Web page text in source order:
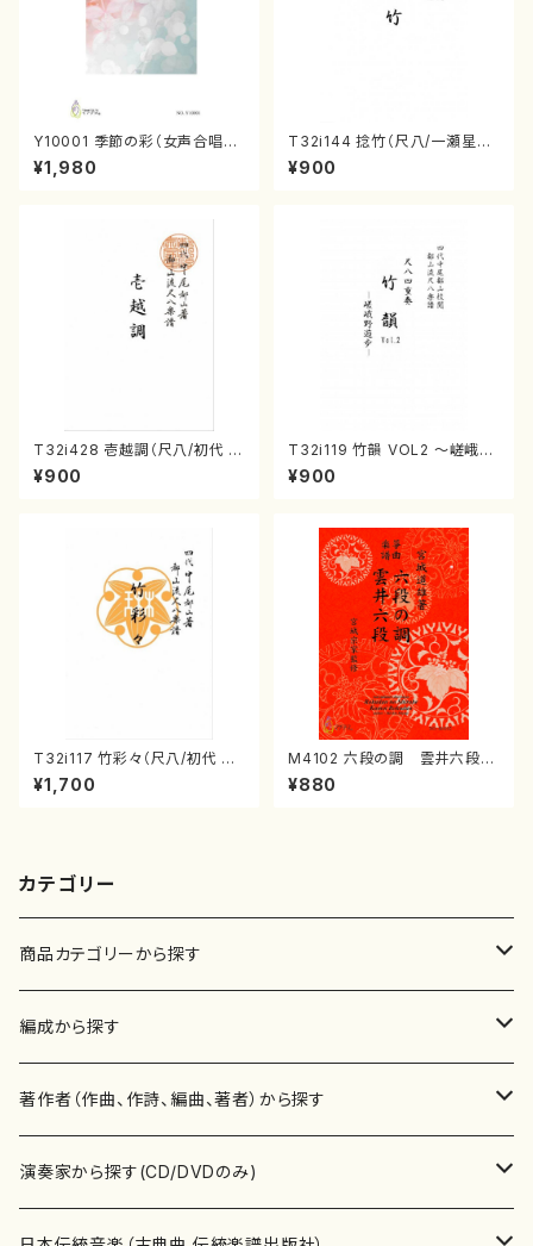
Y10001 季節の彩（女声合唱、
ピアノ/山岸徹/楽譜）
¥1,980
T32i144 捻竹（尺八/一瀬星山/
尺八/都山式譜）都山流公刊楽譜
曲番:593
¥900
T32i428 壱越調（尺八/初代 中
村双葉/楽譜）都山流公刊楽譜曲
番:2133
¥900
T32i119 竹韻 VOL2 ～嵯峨野
遊歩～（尺八/野村峰山/尺八/都
山式譜）都山流公刊楽譜曲番:5
¥900
T32i117 竹彩々（尺八/初代 山
本邦山/尺八/都山式譜）都山流
公刊楽譜曲番:566
¥1,700
M4102 六段の調 雲井六段
（箏/宮城道雄著・宮城宗家監修/
箏曲古典楽譜）
¥880
カテゴリー
商品カテゴリーから探す
楽譜
書籍
書籍
テキストブック
CD・DVD
編成から探す
邦楽器
箏・琴（ソロ）
箏・琴（合奏）
合唱
混声合唱
著作者（作曲、作詩、編曲、著者）から探す
あ行
青木省三(アオキ ショウゾウ)
演奏家から探す(CD/DVDのみ)